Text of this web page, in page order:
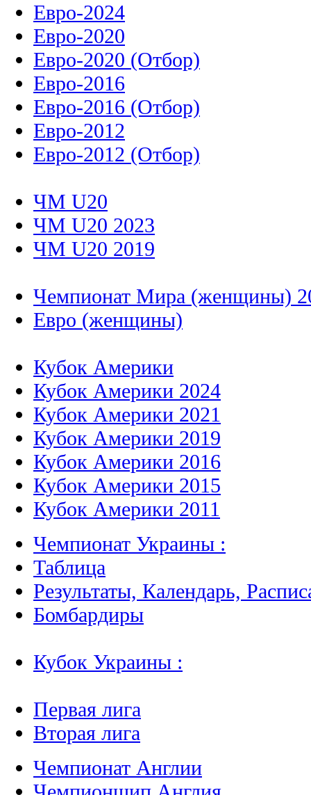
Евро-2024
Евро-2020
Евро-2020 (Отбор)
Евро-2016
Евро-2016 (Отбор)
Евро-2012
Евро-2012 (Отбор)
ЧМ U20
ЧМ U20 2023
ЧМ U20 2019
Чемпионат Мира (женщины)
Евро (женщины)
Кубок Америки
Кубок Америки 2024
Кубок Америки 2021
Кубок Америки 2019
Кубок Америки 2016
Кубок Америки 2015
Кубок Америки 2011
Чемпионат Украины :
Таблица
Результаты, Календарь,
Бомбардиры
Кубок Украины :
Первая лига
Вторая лига
Чемпионат Англии